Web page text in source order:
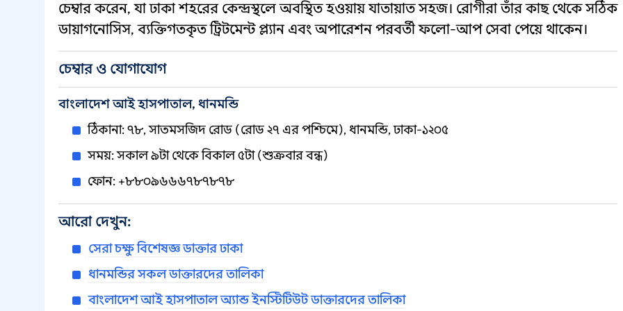
চেম্বার করেন, যা ঢাকা শহরের কেন্দ্রস্থলে অবস্থিত হওয়ায় যাতায়াত সহজ। রোগীরা তাঁর কাছ থেকে সঠিক
ডায়াগনোসিস, ব্যক্তিগতকৃত ট্রিটমেন্ট প্ল্যান এবং অপারেশন পরবর্তী ফলো-আপ সেবা পেয়ে থাকেন।
চেম্বার ও যোগাযোগ
বাংলাদেশ আই হাসপাতাল, ধানমন্ডি
ঠিকানা: ৭৮, সাতমসজিদ রোড (রোড ২৭ এর পশ্চিমে), ধানমন্ডি, ঢাকা-১২০৫
সময়: সকাল ৯টা থেকে বিকাল ৫টা (শুক্রবার বন্ধ)
ফোন: +৮৮০৯৬৬৬৭৮৭৮৭৮
আরো দেখুন:
সেরা চক্ষু বিশেষজ্ঞ ডাক্তার ঢাকা
ধানমন্ডির সকল ডাক্তারদের তালিকা
বাংলাদেশ আই হাসপাতাল অ্যান্ড ইনস্টিটিউট ডাক্তারদের তালিকা